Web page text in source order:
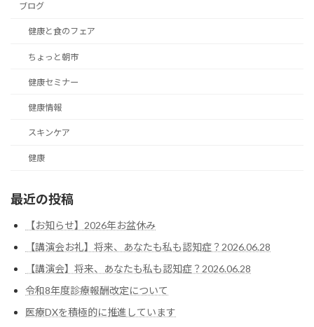
ブログ
健康と食のフェア
ちょっと朝市
健康セミナー
健康情報
スキンケア
健康
最近の投稿
【お知らせ】2026年お盆休み
【講演会お礼】将来、あなたも私も認知症？2026.06.28
【講演会】将来、あなたも私も認知症？2026.06.28
令和8年度診療報酬改定について
医療DXを積極的に推進しています